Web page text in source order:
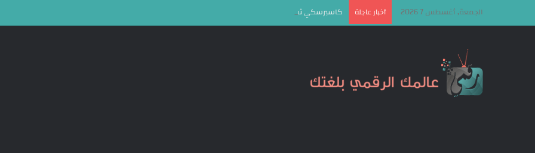
الجمعة, أغسطس 7 2026 أخبار عاجلة كاسبرسكي تكشف عن إطار OkoBot الخبيث لاستهداف مستخدمي العملات المشفرة